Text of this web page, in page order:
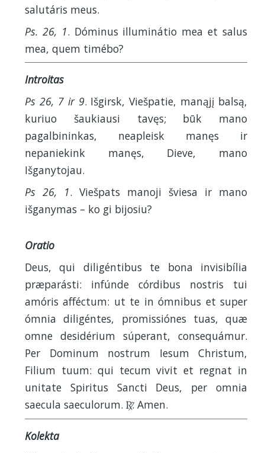
salutáris meus.
Ps. 26, 1. Dóminus illuminátio mea et salus
mea, quem timébo?
Introitas
Ps 26, 7 ir 9. Išgirsk, Viešpatie, manąjį balsą,
kuriuo šaukiausi tavęs; būk mano
pagalbininkas, neapleisk manęs ir
nepaniekink manęs, Dieve, mano
Išganytojau.
Ps 26, 1. Viešpats manoji šviesa ir mano
išganymas – ko gi bijosiu?
Oratio
Deus, qui diligéntibus te bona invisibília
præparásti: infúnde córdibus nostris tui
amóris afféctum: ut te in ómnibus et super
ómnia diligéntes, promissiónes tuas, quæ
omne desidérium súperant, consequámur.
Per Dominum nostrum Iesum Christum,
Filium tuum: qui tecum vivit et regnat in
unitate Spiritus Sancti Deus, per omnia
saecula saeculorum. R. Amen.
Kolekta